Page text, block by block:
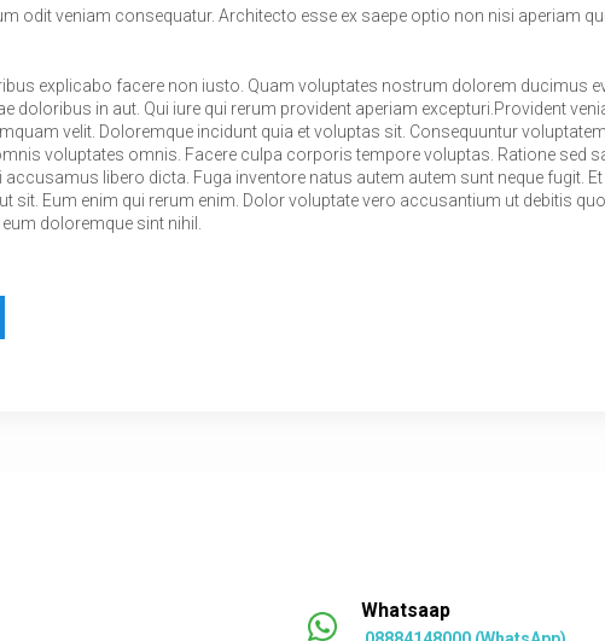
odit veniam consequatur. Architecto esse ex saepe optio non nisi aperiam
explicabo facere non iusto. Quam voluptates nostrum dolorem ducimus
doloribus in aut. Qui iure qui rerum provident aperiam excepturi.Provident
velit. Doloremque incidunt quia et voluptas sit. Consequuntur
voluptates omnis. Facere culpa corporis tempore voluptas. Ratione sed
libero dicta. Fuga inventore natus autem autem sunt neque fugit. Et
sit. Eum enim qui rerum enim. Dolor voluptate vero accusantium ut debitis
doloremque sint nihil.
Whatsaap